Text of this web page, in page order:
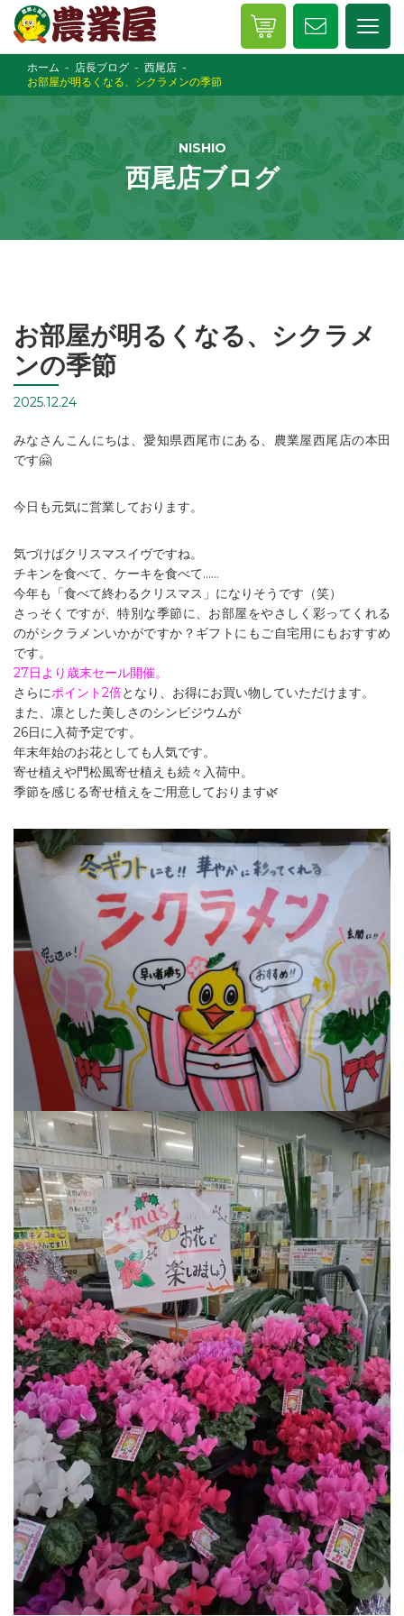
ホーム 店長ブログ
西尾店
お部屋が明るくなる、シクラメンの季節
NISHIO
西尾店ブログ
お部屋が明るくなる、シクラメ
ンの季節
2025.12.24
みなさんこんにちは、愛知県西尾市にある、農業屋西尾店の本田
です🤗
今日も元気に営業しております。
気づけばクリスマスイヴですね。
チキンを食べて、ケーキを食べて……
今年も「食べて終わるクリスマス」になりそうです（笑）
さっそくですが、特別な季節に、お部屋をやさしく彩ってくれる
のがシクラメンいかがですか？ギフトにもご自宅用にもおすすめ
です。
27日より歳末セール開催。
さらにポイント2倍となり、お得にお買い物していただけます。
また、凛とした美しさのシンビジウムが
26日に入荷予定です。
年末年始のお花としても人気です。
寄せ植えや門松風寄せ植えも続々入荷中。
季節を感じる寄せ植えをご用意しております🌿